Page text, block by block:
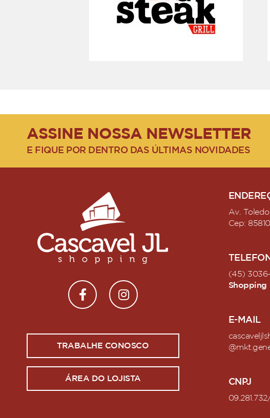
ASSINE NOSSA NEWSLETTER
E FIQUE POR DENTRO DAS ÚLTIMAS NOVIDADES
TRABALHE CONOSCO
ÁREA DO LOJISTA
Av.
Cep:
(45)
Shopping
E-MAIL
CNPJ